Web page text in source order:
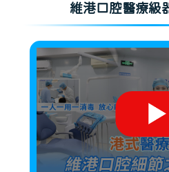
維港口腔醫療級